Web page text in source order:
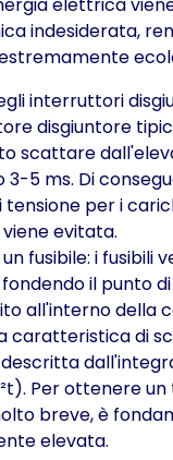
elettrica
indesiderata,
interruttori
disgiuntore
scattare
3-5 ms. Di
tensione per i
evitata.
fusibile: i fusibili
il punto
all'interno della
caratteristica di
descritta
Per ottenere
breve, è
elevata.